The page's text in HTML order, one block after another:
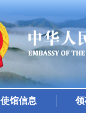
使馆信息